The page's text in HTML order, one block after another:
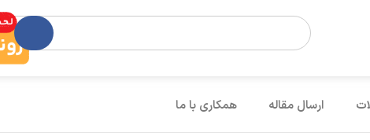
ارسال مقاله همکاری با ما